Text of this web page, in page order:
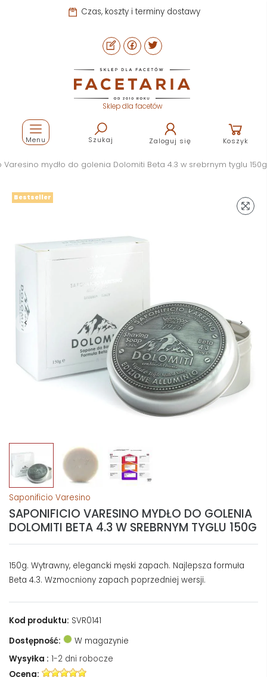
Czas, koszty i terminy dostawy
Sklep dla facetów
Szukaj Zaloguj się Koszyk
Menu
Varesino mydło do golenia Dolomiti Beta 4.3 w srebrnym tyglu 150g
Bestseller
Saponificio Varesino
SAPONIFICIO VARESINO MYDŁO DO GOLENIA
DOLOMITI BETA 4.3 W SREBRNYM TYGLU 150G
150g. Wytrawny, elegancki męski zapach. Najlepsza formuła
Beta 4.3. Wzmocniony zapach poprzedniej wersji.
Kod produktu: SVR0141
Dostępność:
W magazynie
Wysyłka : 1-2 dni robocze
Ocena: